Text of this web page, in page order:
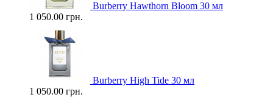
Burberry Hawthorn Bloom 30 мл
1 050.00 грн.
Burberry High Tide 30 мл
1 050.00 грн.